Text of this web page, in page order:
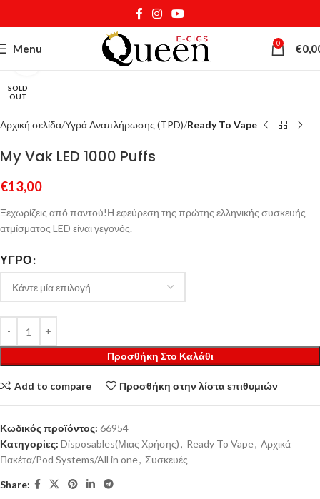
Menu 0 €
SOLD
OUT
Κάντε κλικ για μεγέθυνση
Αρχική σελίδα Υγρά Αναπλήρωσης (TPD) Ready To Vape
My Vak LED 1000 Puffs
€13,00
Ξεχωρίζεις από παντού!Η εφεύρεση της πρώτης ελληνικής συσκευής
ατμίσματος LED είναι γεγονός.
ΥΓΡΌ
Προσθήκη Στο Καλάθι
Add to compare Προσθήκη στην λίστα επιθυμιών
Κωδικός προϊόντος: 66954
Κατηγορίες: Disposables(Μιας Χρήσης), Ready To Vape, Αρχικά
Πακέτα/Pod Systems/All in one, Συσκευές
Share: